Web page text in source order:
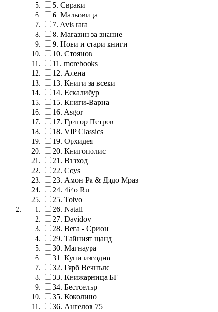
5. Свраки
6. Мальовица
7. Avis rara
8. Магазин за знание
9. Нови и стари книги
10. Стоянов
11. morebooks
12. Алена
13. Книги за всеки
14. Ескалибур
15. Книги-Варна
16. Asgor
17. Григор Петров
18. VIP Classics
19. Орхидея
20. Книгополис
21. Възход
22. Coys
23. Амон Ра & Дядо Мраз
24. 4i4o Ru
25. Toivo
26. Natali
27. Davidov
28. Вега - Орион
29. Тайният щанд
30. Магнаура
31. Купи изгодно
32. Гярб Вечнълс
33. Книжарница БГ
34. Бестселър
35. Коколино
36. Ангелов 75